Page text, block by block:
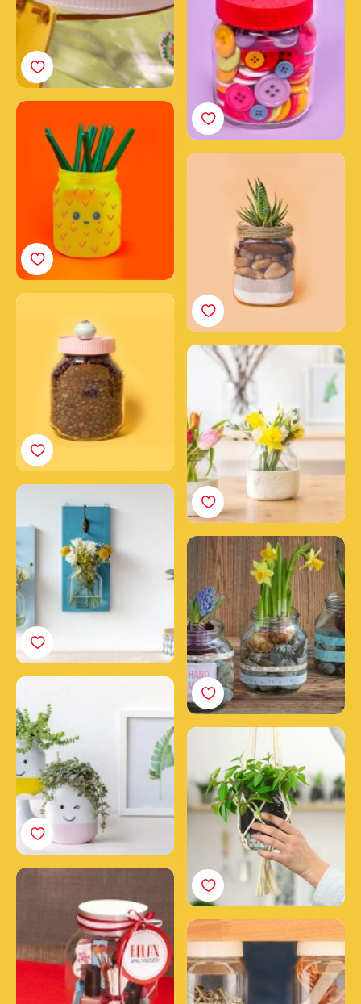
Nutella®
Nutella®
Nutella®
Portafiori d'argilla con
vasetto Nutella®
con i vasetti Nutella®
Il vasetto Nutella® di
primavera
Nutella®
Nutella®
Nutella®